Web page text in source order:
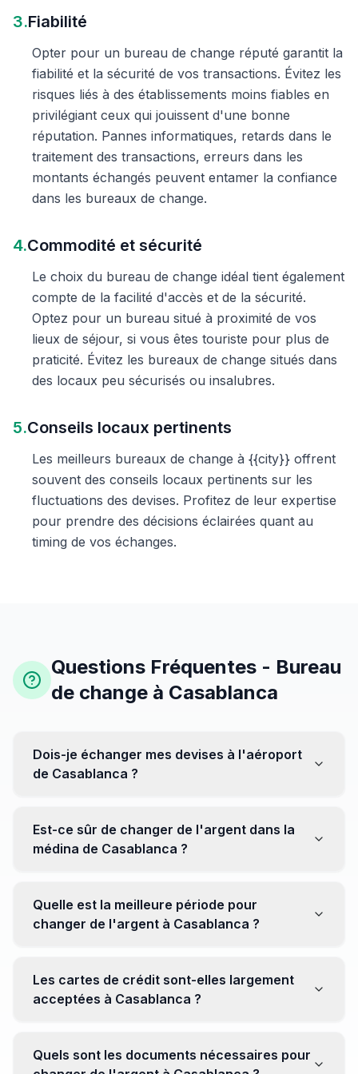
3.Fiabilité
Opter pour un bureau de change réputé garantit la
fiabilité et la sécurité de vos transactions. Évitez les
risques liés à des établissements moins fiables en
privilégiant ceux qui jouissent d'une bonne
réputation. Pannes informatiques, retards dans le
traitement des transactions, erreurs dans les
montants échangés peuvent entamer la confiance
dans les bureaux de change.
4.Commodité et sécurité
Le choix du bureau de change idéal tient également
compte de la facilité d'accès et de la sécurité.
Optez pour un bureau situé à proximité de vos
lieux de séjour, si vous êtes touriste pour plus de
praticité. Évitez les bureaux de change situés dans
des locaux peu sécurisés ou insalubres.
5.Conseils locaux pertinents
Les meilleurs bureaux de change à {{city}} offrent
souvent des conseils locaux pertinents sur les
fluctuations des devises. Profitez de leur expertise
pour prendre des décisions éclairées quant au
timing de vos échanges.
Questions Fréquentes - Bureau
de change à Casablanca
Dois-je échanger mes devises à l'aéroport
de Casablanca ?
être moins avantageux. Orientez-vous plutôt vers les
bureaux de change en ville pour obtenir de meilleurs
Est-ce sûr de changer de l'argent dans la
médina de Casablanca ?
établissements réputés pour éviter les surprises.
Quelle est la meilleure période pour
changer de l'argent à Casablanca ?
soyez attentif aux fluctuations pour maximiser la valeur
de vos devises.
Les cartes de crédit sont-elles largement
acceptées à Casablanca ?
Cependant, avoir un peu de monnaie locale peut être
Quels sont les documents nécessaires pour